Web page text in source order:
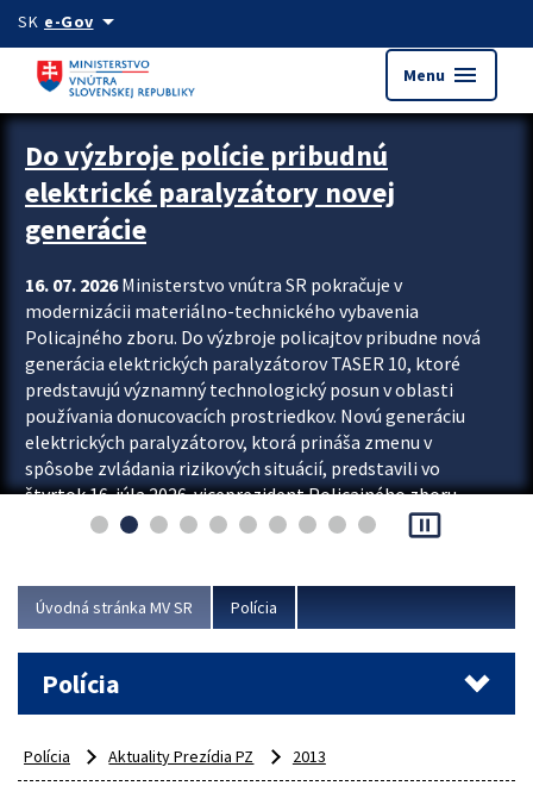
Preskocit na hlavný obsah
SK e-Govarrow_drop_down
Menu menu
Zastavit automatický posun upútavok
Do výzbroje polície pribudnú
elektrické paralyzátory novej
generácie
16. 07. 2026Ministerstvo vnútra SR pokračuje v
modernizácii materiálno-technického vybavenia
Policajného zboru. Do výzbroje policajtov pribudne nová
generácia elektrických paralyzátorov TASER 10, ktoré
predstavujú významný technologický posun v oblasti
používania donucovacích prostriedkov. Novú generáciu
elektrických paralyzátorov, ktorá prináša zmenu v
spôsobe zvládania rizikových situácií, predstavili vo
štvrtok 16. júla 2026 viceprezident Policajného zboru
Rastislav Polakovič a riaditeľ odboru výcviku...
pause_presentation
Úvodná stránka MV SR Polícia
Polícia
Polícia Aktuality Prezídia PZ 2013